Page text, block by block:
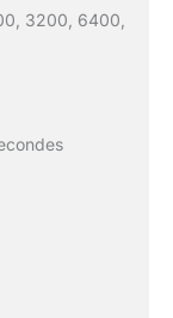
3200, 6400,